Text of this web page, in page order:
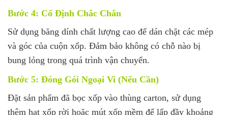
Bước 4: Cố Định Chắc Chắn
Sử dụng băng dính chất lượng cao để dán chặt các mép
và góc của cuộn xốp. Đảm bảo không có chỗ nào bị
bung lỏng trong quá trình vận chuyển.
Bước 5: Đóng Gói Ngoại Vi (Nếu Cần)
Đặt sản phẩm đã bọc xốp vào thùng carton, sử dụng
thêm hạt xốp rời hoặc mút xốp mềm để lấp đầy khoảng